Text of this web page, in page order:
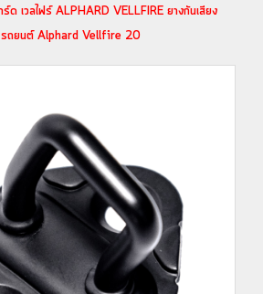
ด เวลไฟร์ ALPHARD VELLFIRE ยางกันเสียง
รถยนต์ Alphard Vellfire 20